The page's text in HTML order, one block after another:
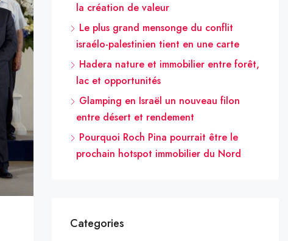
la création de valeur
Le plus grand mensonge du conflit
israélo-palestinien tient en une carte
Hadera nature et immobilier entre forêt,
lac et opportunités
Glamping en Israël un nouveau filon
entre désert et rendement
Pourquoi Roch Pina pourrait être le
prochain hotspot immobilier du Nord
Categories